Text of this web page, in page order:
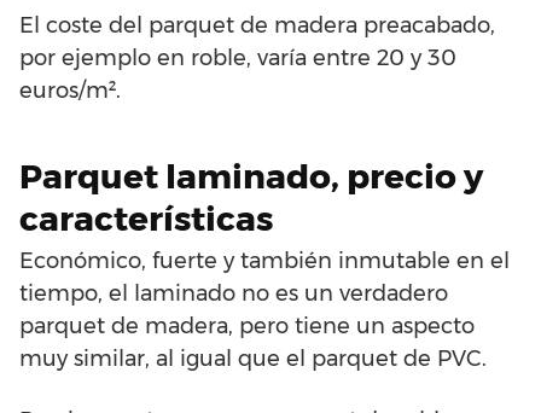
El coste del parquet de madera preacabado,
por ejemplo en roble, varía entre 20 y 30
euros/m².
Parquet laminado, precio y
características
Económico, fuerte y también inmutable en el
tiempo, el laminado no es un verdadero
parquet de madera, pero tiene un aspecto
muy similar, al igual que el parquet de PVC.